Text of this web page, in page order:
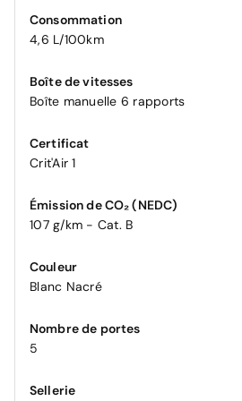
Consommation
4,6 L/100km
Boîte de vitesses
Boîte manuelle 6 rapports
Certificat
Crit'Air 1
Émission de CO₂ (NEDC)
107 g/km - Cat. B
Couleur
Blanc Nacré
Nombre de portes
5
Sellerie